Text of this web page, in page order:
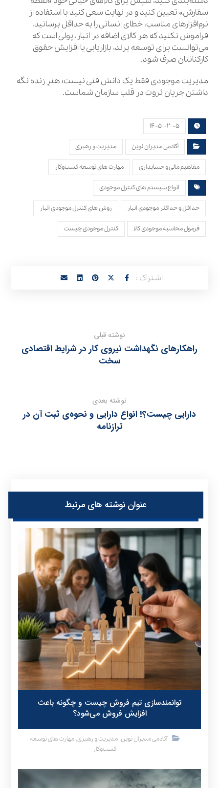
سفارش» تعیین کنید و در نهایت سعی کنید با استفاده از
نرم‌افزارهای مناسب، خطای انسانی را به حداقل برسانید.
فراموش نکنید که هر کالای اضافه در انبار، پولی است که
می‌توانست برای توسعه برند، بازاریابی یا افزایش حقوق
کارکنانتان صرف شود.
مدیریت موجودی فقط یک دانش فنی نیست؛ هنرِ زنده نگه
داشتن جریان ثروت در قلب سازمان شماست.
۱۴۰۵-۰۲-۰۵
آکادمی مدیران نوین مدیریت و رهبری
مفاهیم مالی و حسابداری مهارت های توسعه کسب‌وکار
انواع سیستم های کنترل موجودی
حداقل و حداکثر موجودی انبار روش های کنترل موجودی انبار
فرمول محاسبه موجودی کالا کنترل موجودی چیست
نوشته قبلی
راهکارهای نگهداشت نیروی کار در شرایط اقتصادی
سخت
نوشته بعدی
دارایی چیست؟! انواع دارایی و نحوه‌ی ثبت آن در
ترازنامه
عنوان ‫نوشته های مرتبط
توانمندسازی تیم فروش چیست و چگونه باعث
افزایش فروش می‌شود؟
آکادمی مدیران نوین,مدیریت و رهبری,مهارت های توسعه
کسب‌وکار